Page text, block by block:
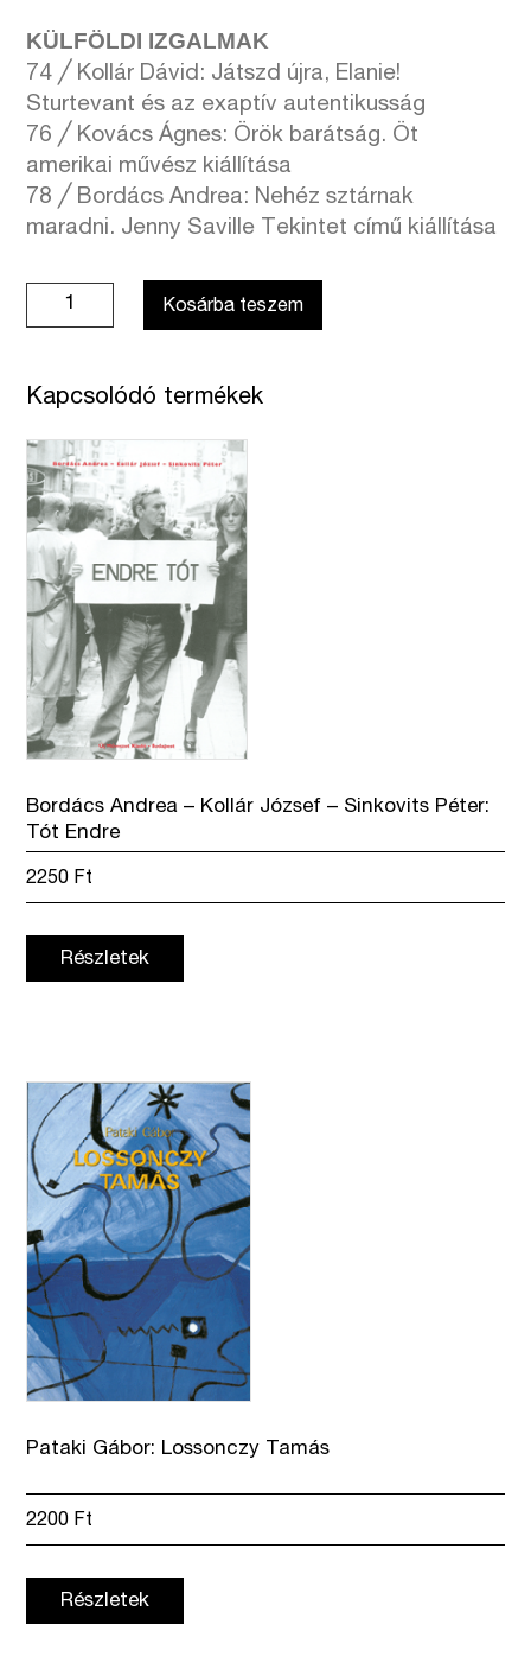
KÜLFÖLDI IZGALMAK
74 ╱ Kollár Dávid: Játszd újra, Elanie!
Sturtevant és az exaptív autentikusság
76 ╱ Kovács Ágnes: Örök barátság. Öt
amerikai művész kiállítása
78 ╱ Bordács Andrea: Nehéz sztárnak
maradni. Jenny Saville Tekintet című kiállítása
Művészet
-
nyár
mennyiség
Kosárba teszem
Kapcsolódó termékek
Bordács Andrea – Kollár József – Sinkovits Péter:
Tót Endre
2250 Ft
Részletek
Pataki Gábor: Lossonczy Tamás
2200 Ft
Részletek